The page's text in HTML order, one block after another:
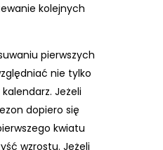
kolejnych
pierwszych
nie tylko
Jeżeli
dopiero się
kwiatu
wzrostu. Jeżeli